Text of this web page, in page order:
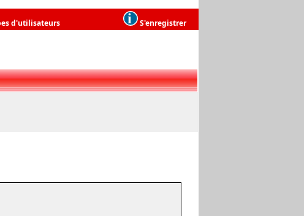
d'utilisateurs S'enregistrer